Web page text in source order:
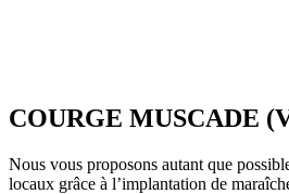
COURGE MUSCADE
Nous vous proposons autant que
locaux grâce à l’implantation de